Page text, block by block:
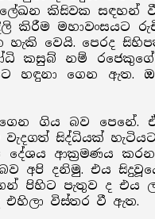
කිසිවක සඳහන්
කිරීම මහාවංසයට
හැකි වෙයි. පෙරද
කසුබ් නම් රජෙකුගේ
හඳුනා ගෙන ඇත.
ගිය බව පෙනේ.
වැදගත් සිද්ධියක්
ආක්‍රමණය
අපි දනිමු. එය
පිහිට පැතුව ද එය
එහිලා විස්තර වී ඇත.